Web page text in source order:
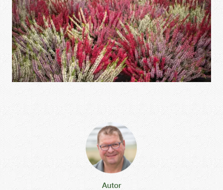
Autor